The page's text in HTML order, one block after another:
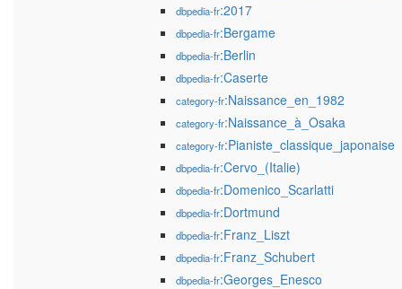
dbpedia-fr:2017
dbpedia-fr:Bergame
dbpedia-fr:Berlin
dbpedia-fr:Caserte
category-fr:Naissance_en_1982
category-fr:Naissance_à_Osaka
category-fr:Pianiste_classique_japonaise
dbpedia-fr:Cervo_(Italie)
dbpedia-fr:Domenico_Scarlatti
dbpedia-fr:Dortmund
dbpedia-fr:Franz_Liszt
dbpedia-fr:Franz_Schubert
dbpedia-fr:Georges_Enesco